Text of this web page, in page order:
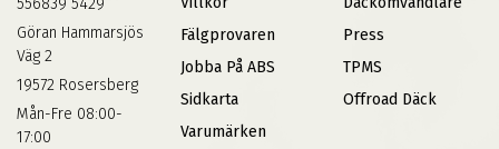
556839 5429
Göran Hammarsjös
Väg 2
19572 Rosersberg
Mån-Fre 08:00-
17:00
Fälgprovaren
Jobba På ABS
Sidkarta
Varumärken
Press
TPMS
Offroad Däck